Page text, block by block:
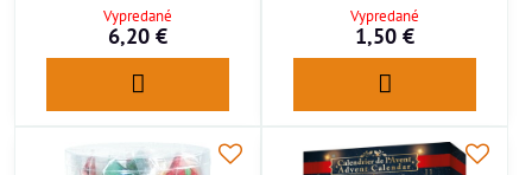
Vypredané
6,20 €
Vypredané
1,50 €